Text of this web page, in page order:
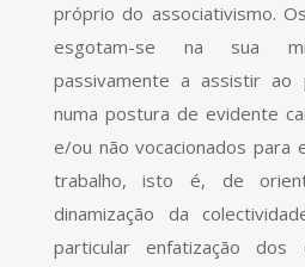
próprio do associativismo.
esgotam-se na sua
passivamente a assistir ao
numa postura de evidente
e/ou não vocacionados para
trabalho, isto é, de
dinamização da
particular enfatização